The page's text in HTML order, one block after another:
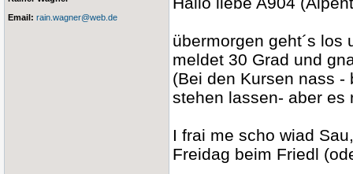
Email: rain.wagner@web.de
übermorgen geht´s los
meldet 30 Grad und
(Bei den Kursen nass
stehen lassen- aber es
I frai me scho wiad
Freidag beim Friedl